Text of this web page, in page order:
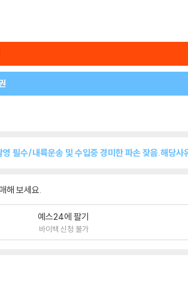
필수/내륙운송 및 수입중 경미한 파손 잦음.해당사
해 보세요.
예스24에 팔기
바이백 신청 불가